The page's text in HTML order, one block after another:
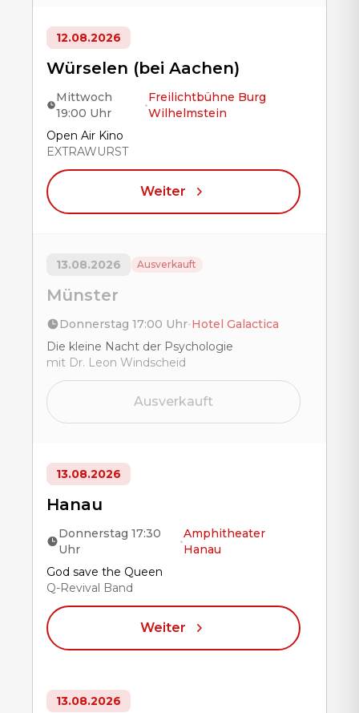
12.08.2026
Würselen (bei Aachen)
Mittwoch
19:00 Uhr
•
Freilichtbühne Burg
Wilhelmstein
Title
Open Air Kino
EXTRAWURST
Weiter
13.08.2026 Ausverkauft
Münster
Donnerstag 17:00 Uhr•Hotel Galactica
Title
Die kleine Nacht der Psychologie
mit Dr. Leon Windscheid
Ausverkauft
13.08.2026
Hanau
Donnerstag 17:30
Uhr
•
Amphitheater
Hanau
Title
God save the Queen
Q-Revival Band
Weiter
13.08.2026